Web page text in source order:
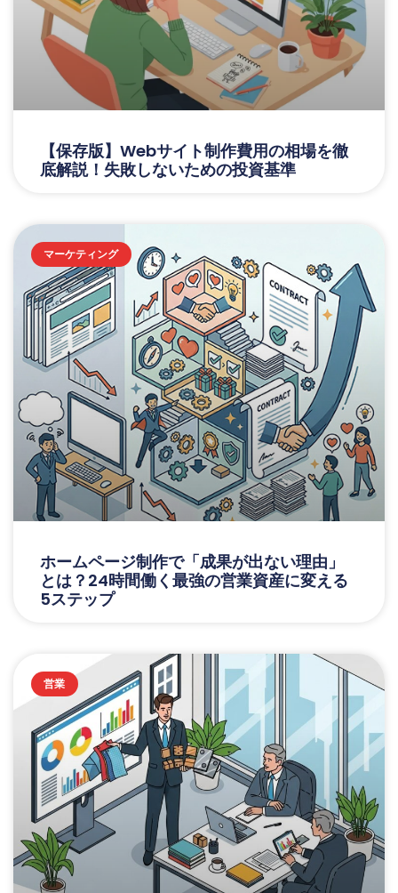
【保存版】Webサイト制作費用の相場を徹
底解説！失敗しないための投資基準
マーケティング
ホームページ制作で「成果が出ない理由」
とは？24時間働く最強の営業資産に変える
5ステップ
営業